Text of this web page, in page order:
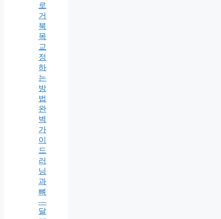
로
거
북
목
교
정
하
는
방
법
완
벽
가
이
드
러
닝
과
뼈
—
달